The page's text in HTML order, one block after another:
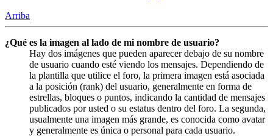
Arriba
¿Qué es la imagen al lado de mi nombre de usuario?
Hay dos imágenes que pueden aparecer debajo de su nombre
de usuario cuando esté viendo los mensajes. Dependiendo de
la plantilla que utilice el foro, la primera imagen está asociada
a la posición (rank) del usuario, generalmente en forma de
estrellas, bloques o puntos, indicando la cantidad de mensajes
publicados por usted o su estatus dentro del foro. La segunda,
usualmente una imagen más grande, es conocida como avatar
y generalmente es única o personal para cada usuario.